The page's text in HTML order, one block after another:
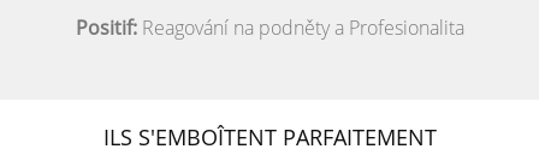
Positif:Reagování na podněty a Profesionalita
ILS S'EMBOÎTENT PARFAITEMENT